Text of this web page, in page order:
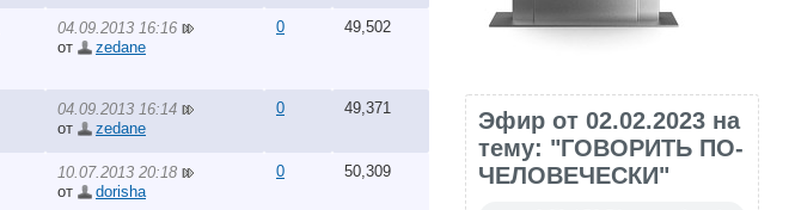
04.09.2013 16:16
от
zedane
0 49,502
04.09.2013 16:14
от
zedane
0 49,371
10.07.2013 20:18
от
dorisha
0 50,309
Эфир от 02.02.2023 на
тему: "ГОВОРИТЬ ПО-
ЧЕЛОВЕЧЕСКИ"